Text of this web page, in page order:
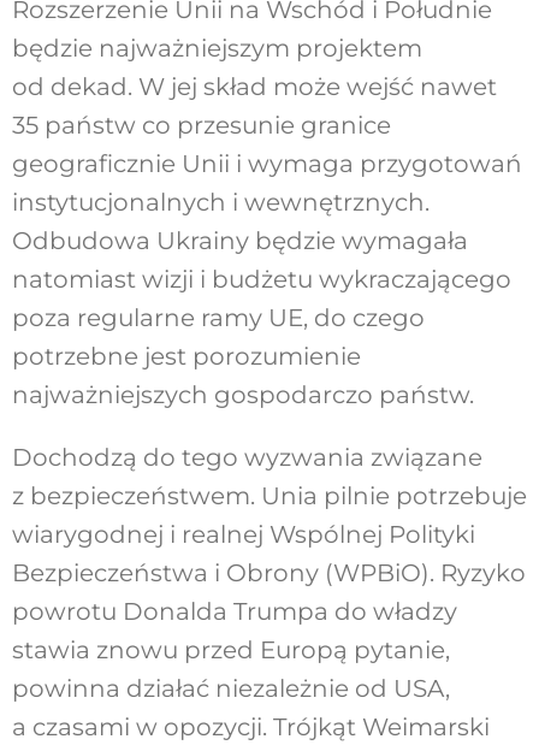
Rozszerzenie Unii na Wschód i Południe
będzie najważniejszym projektem
od dekad. W jej skład może wejść nawet
35 państw co przesunie granice
geograficznie Unii i wymaga przygotowań
instytucjonalnych i wewnętrznych.
Odbudowa Ukrainy będzie wymagała
natomiast wizji i budżetu wykraczającego
poza regularne ramy UE, do czego
potrzebne jest porozumienie
najważniejszych gospodarczo państw.
Dochodzą do tego wyzwania związane
z bezpieczeństwem. Unia pilnie potrzebuje
wiarygodnej i realnej Wspólnej Polityki
Bezpieczeństwa i Obrony (WPBiO). Ryzyko
powrotu Donalda Trumpa do władzy
stawia znowu przed Europą pytanie,
powinna działać niezależnie od USA,
a czasami w opozycji. Trójkąt Weimarski